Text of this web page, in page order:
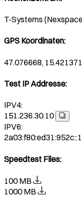
T-Systems
GPS Koordinaten:
47.076668, 15.421371
Test IP Addresse:
IPV4:
151.236.30.10
IPV6:
2a03:f80:ed31:952c::1
Speedtest Files:
100 MB
1000 MB